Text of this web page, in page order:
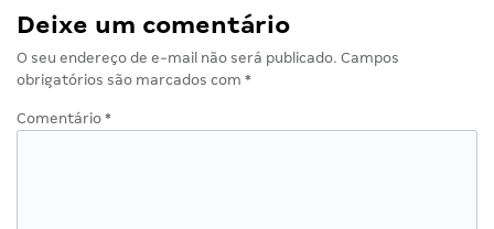
Deixe um comentário
O seu endereço de e-mail não será publicado. Campos
obrigatórios são marcados com *
Comentário *